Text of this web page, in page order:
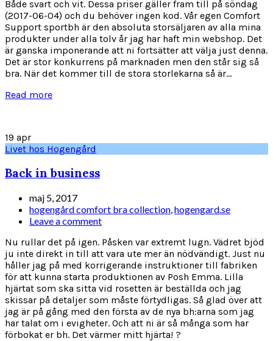
Både svart och vit. Dessa priser gäller fram till på söndag
(2017-06-04) och du behöver ingen kod. Vår egen Comfort
Support sportbh är den absoluta storsäljaren av alla mina
produkter under alla tolv år jag har haft min webshop. Det
är ganska imponerande att ni fortsätter att välja just denna.
Det är stor konkurrens på marknaden men den står sig så
bra. När det kommer till de stora storlekarna så är...
Read more
19 apr
Livet hos Hogengård
Back in business
maj 5, 2017
hogengård comfort bra collection,hogengard.se
Leave a comment
Nu rullar det på igen. Påsken var extremt lugn. Vädret bjöd
ju inte direkt in till att vara ute mer än nödvändigt. Just nu
håller jag på med korrigerande instruktioner till fabriken
för att kunna starta produktionen av Posh Emma. Lilla
hjärtat som ska sitta vid rosetten är beställda och jag
skissar på detaljer som måste förtydligas. Så glad över att
jag är på gång med den första av de nya bh:arna som jag
har talat om i evigheter. Och att ni är så många som har
förbokat er bh. Det värmer mitt hjärta! ?